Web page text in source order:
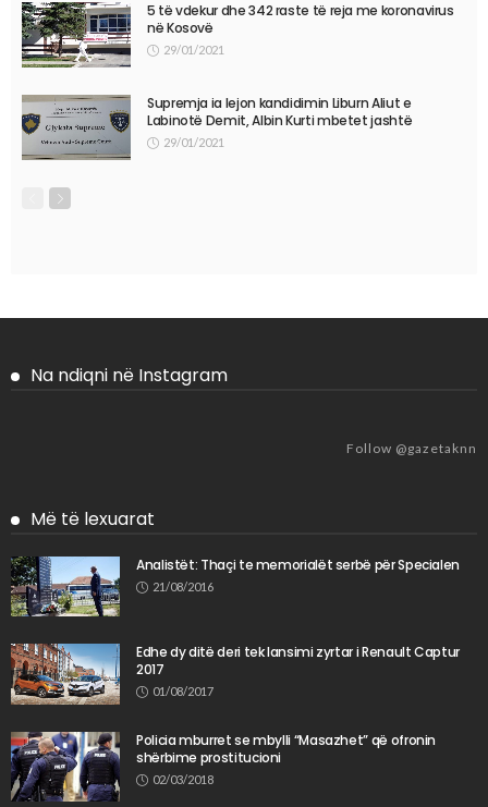
5 të vdekur dhe 342 raste të reja me koronavirus
në Kosovë
29/01/2021
Supremja ia lejon kandidimin Liburn Aliut e
Labinotë Demit, Albin Kurti mbetet jashtë
29/01/2021
Na ndiqni në Instagram
Follow @gazetaknn
Më të lexuarat
Analistët: Thaçi te memorialët serbë për Specialen
21/08/2016
Edhe dy ditë deri tek lansimi zyrtar i Renault Captur
2017
01/08/2017
Policia mburret se mbylli “Masazhet” që ofronin
shërbime prostitucioni
02/03/2018